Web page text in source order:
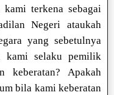
terkena sebagai
Negeri ataukah
yang sebetulnya
kami selaku pemilik
keberatan? Apakah
bila kami keberatan